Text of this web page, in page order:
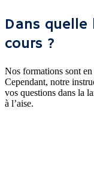
Dans
cours ?
Nos formations sont
Cependant, notre
vos questions dans la
à l’aise.